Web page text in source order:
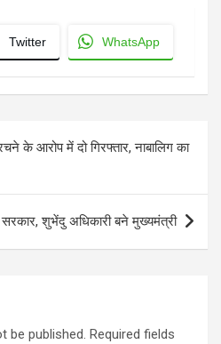
Twitter WhatsApp
के आरोप में दो गिरफ्तार, नाबालिग का
सरकार, शुभेंदु अधिकारी बने मुख्यमंत्री
be published. Required fields